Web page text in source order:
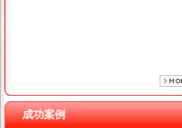
成功案例
重庆汇泰贷款咨询有限公司科
重庆谦如福商贸有限公司 渝南3
重庆恺昶贸易有限公司 渝九 （食
重庆市冰岛科技发展有限公司 渝